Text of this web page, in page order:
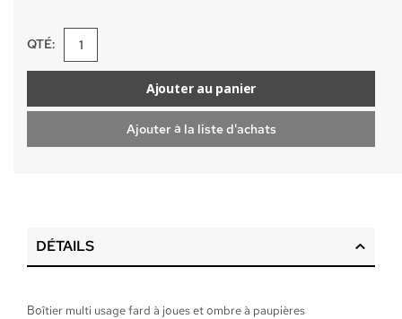
QTÉ:
Ajouter au panier
Ajouter à la liste d'achats
DÉTAILS
Boîtier multi usage fard à joues et ombre à paupières